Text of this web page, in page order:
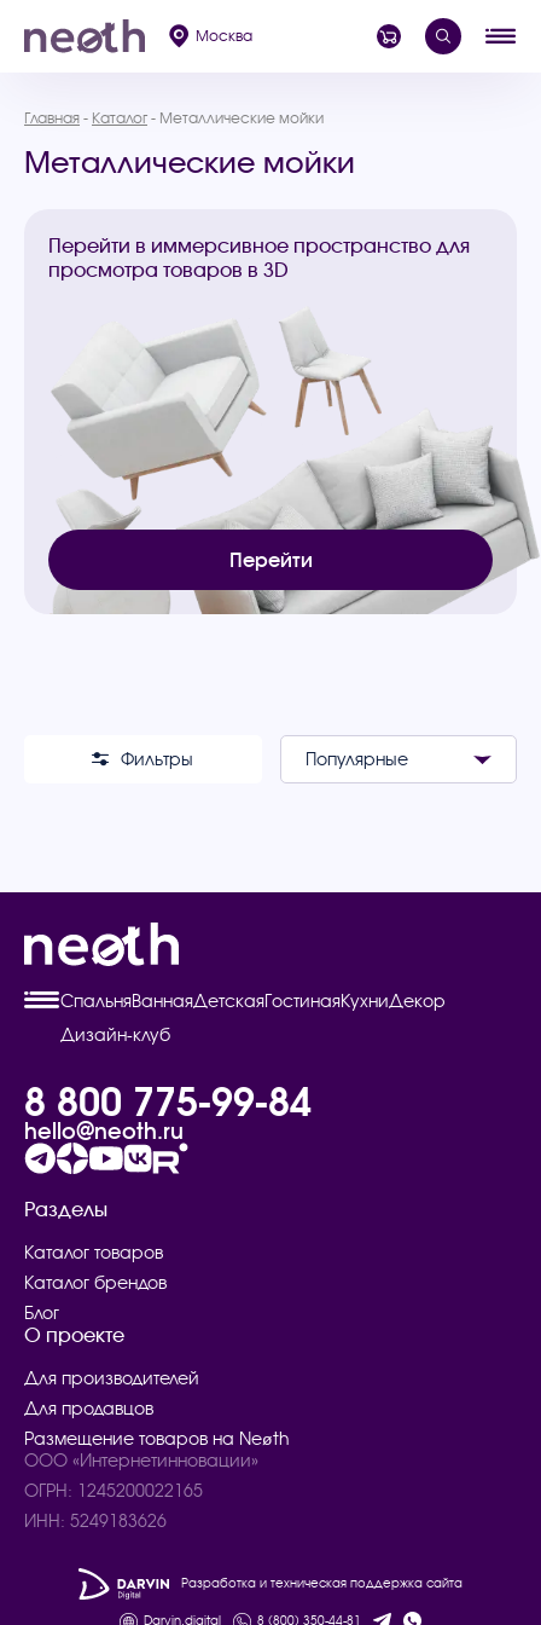
Москва
Главная Каталог Металлические мойки
Металлические мойки
Перейти в иммерсивное пространство для
просмотра товаров в 3D
Перейти
Фильтры
СпальняВаннаяДетскаяГостинаяКухниДекор
Дизайн-клуб
8 800 775-99-84
hello@neoth.ru
Разделы
Каталог товаров
Каталог брендов
Блог
О проекте
Для производителей
Для продавцов
Размещение товаров на Neøth
ООО «Интернетинновации»
ОГРН: 1245200022165
ИНН: 5249183626
Разработка и техническая поддержка сайта
Darvin.digital 8 (800) 350-44-81